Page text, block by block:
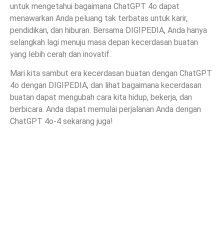
untuk mengetahui bagaimana ChatGPT 4o dapat
menawarkan Anda peluang tak terbatas untuk karir,
pendidikan, dan hiburan. Bersama DIGIPEDIA, Anda hanya
selangkah lagi menuju masa depan kecerdasan buatan
yang lebih cerah dan inovatif.
Mari kita sambut era kecerdasan buatan dengan ChatGPT
4o dengan DIGIPEDIA, dan lihat bagaimana kecerdasan
buatan dapat mengubah cara kita hidup, bekerja, dan
berbicara. Anda dapat memulai perjalanan Anda dengan
ChatGPT 4o-4 sekarang juga!